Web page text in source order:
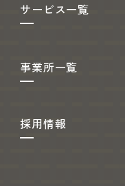
サービス一覧
事業所一覧
採用情報